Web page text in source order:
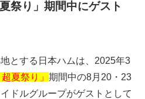
祭り」期間中にゲスト
とする日本ハムは、 2025年3
夏祭り」 期間中の8月 20 ・ 23
ドルグループがゲストとして